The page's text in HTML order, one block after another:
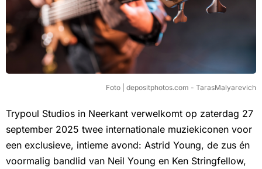
Foto | depositphotos.com - TarasMalyarevich
Trypoul Studios in Neerkant verwelkomt op zaterdag 27
september 2025 twee internationale muziekiconen voor
een exclusieve, intieme avond: Astrid Young, de zus én
voormalig bandlid van Neil Young en Ken Stringfellow,